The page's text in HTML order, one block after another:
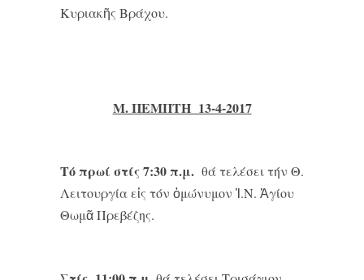
Κυριακῆς Βράχου.
Μ. ΠΕΜΠΤΗ 13-4-2017
Τό πρωί στίς 7:30 π.μ. θά τελέσει τήν Θ.
Λειτουργία εἰς τόν ὁμώνυμον Ἱ.Ν. Ἁγίου
Θωμᾶ Πρεβέζης.